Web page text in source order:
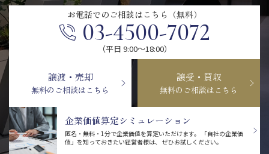
お電話での ご相談はこちら（無料）
03-4500-7072
（平日 9:00〜18:00）
譲渡・売却
無料のご相談はこちら
譲受・買収
無料のご相談はこちら
企業価値算定シミュレーション
匿名・無料・1分で企業価値を算定いただけます。
「自社の企業価
値」を知っておきたい経営者様は、 ぜひお試しください。